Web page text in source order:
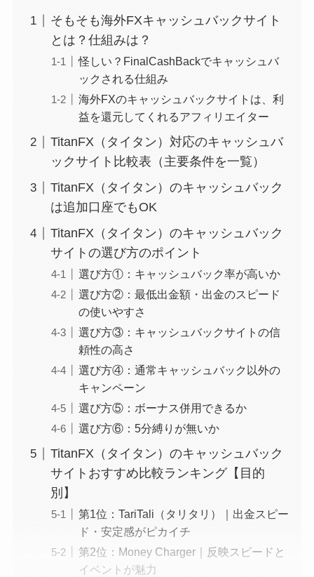
そもそも海外FXキャッシュバックサイト
とは？仕組みは？
怪しい？FinalCashBackでキャッシュバ
ックされる仕組み
海外FXのキャッシュバックサイトは、利
益を還元してくれるアフィリエイター
TitanFX（タイタン）対応のキャッシュバ
ックサイト比較表（主要条件を一覧）
TitanFX（タイタン）のキャッシュバック
は追加口座でもOK
TitanFX（タイタン）のキャッシュバック
サイトの選び方のポイント
選び方①：キャッシュバック率が高いか
選び方②：最低出金額・出金のスピード
の使いやすさ
選び方③：キャッシュバックサイトの信
頼性の高さ
選び方④：通常キャッシュバック以外の
キャンペーン
選び方⑤：ボーナス併用できるか
選び方⑥：5分縛りが無いか
TitanFX（タイタン）のキャッシュバック
サイトおすすめ比較ランキング【目的
別】
第1位：TariTali（タリタリ）｜出金スピー
ド・安定感がピカイチ
第2位：Money Charger｜反映スピードと
イベントが魅力